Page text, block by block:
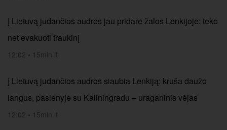
Į Lietuvą judančios audros jau pridarė žalos Lenkijoje: teko
net evakuoti traukinį
12:02 • 15min.lt
Į Lietuvą judančios audros siaubia Lenkiją: kruša daužo
langus, pasienyje su Kaliningradu – uraganinis vėjas
12:02 • 15min.lt